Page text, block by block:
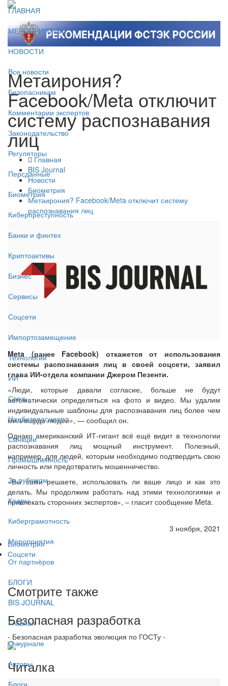
ГЛАВНАЯ
МЕРОПРИЯТИЯ
НОВОСТИ
Все новости
Безопасникам
Комментарии экспертов
Законодательство
Регуляторы
Персданные
Биометрия
Киберпреступность
Банки и финтех
Криптоактивы
Бизнес
Сервисы
Соцсети
Импортозамещение
Технологии
ИИ
Связь
Нацбезопасность
Санкции
Промышленность
За рубежом
Кадры
Киберграмотность
Мероприятия
От партнёров
БЛОГИ
BIS JOURNAL
Главная
О журнале
Авторы
Блоги
Метаирония?
Facebook/Meta отключит
систему распознавания
лиц
Главная
BIS Journal
Новости
Биометрия
Метаирония? Facebook/Meta отключит систему
распознавания лиц
Meta (ранее Facebook) откажется от использования
системы распознавания лиц в своей соцсети, заявил
глава ИИ-отдела компании Джером Пезенти.
«Люди, которые давали согласие, больше не будут
автоматически определяться на фото и видео. Мы удалим
индивидуальные шаблоны для распознавания лиц более чем
миллиарда людей», — сообщил он.
Однако американский ИТ-гигант всё ещё видит в технологии
распознавания лиц мощный инструмент. Полезный,
например, для людей, которым необходимо подтвердить свою
личность или предотвратить мошенничество.
«Вы сами решаете, использовать ли ваше лицо и как это
делать. Мы продолжим работать над этими технологиями и
привлекать сторонних экспертов», – гласит сообщение Meta.
3 ноября, 2021
Биометрия
Соцсети
Смотрите также
Безопасная разработка
- Безопасная разработка эволюция по ГОСТу -
Читалка